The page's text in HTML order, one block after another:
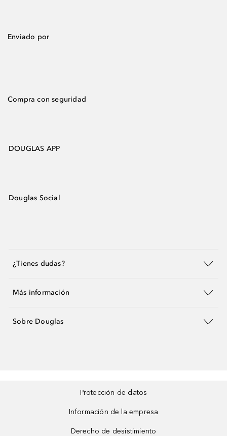
Enviado por
Compra con seguridad
DOUGLAS APP
Douglas Social
¿Tienes dudas?
Más información
Sobre Douglas
Protección de datos
Información de la empresa
Derecho de desistimiento